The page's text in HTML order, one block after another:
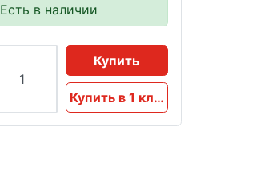
Есть в наличии
Купить
Купить в 1 клик